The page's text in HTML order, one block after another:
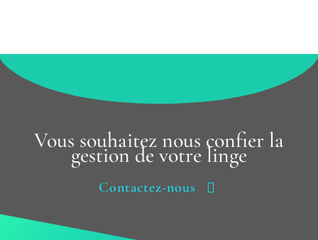
Vous souhaitez nous confier la
gestion de votre linge
Contactez-nous